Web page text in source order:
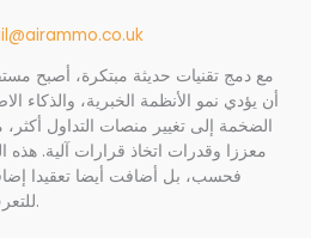
مع دمج تقنيات حديثة مبتكرة، أصبح
أن يؤدي نمو الأنظمة الخبرية، والذكاء
الضخمة إلى تغيير منصات التداول أكثر،
معززا وقدرات اتخاذ قرارات آلية.
فحسب، بل أضافت أيضا تعقيدا
للتعرف المستمر على فنيي السوق.